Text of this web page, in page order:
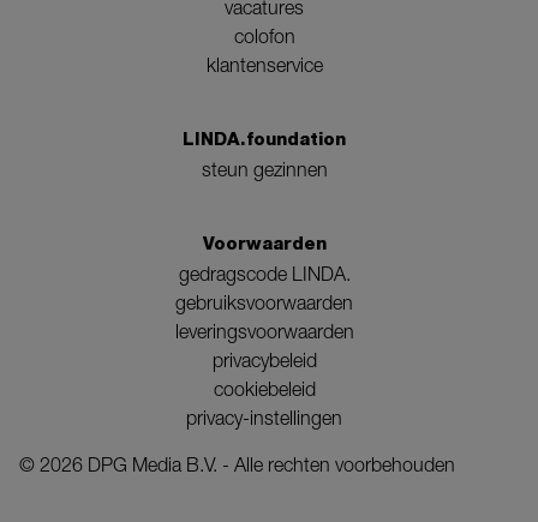
vacatures
colofon
klantenservice
LINDA.foundation
steun gezinnen
Voorwaarden
gedragscode LINDA.
gebruiksvoorwaarden
leveringsvoorwaarden
privacybeleid
cookiebeleid
privacy-instellingen
© 2026 DPG Media B.V. - Alle rechten voorbehouden